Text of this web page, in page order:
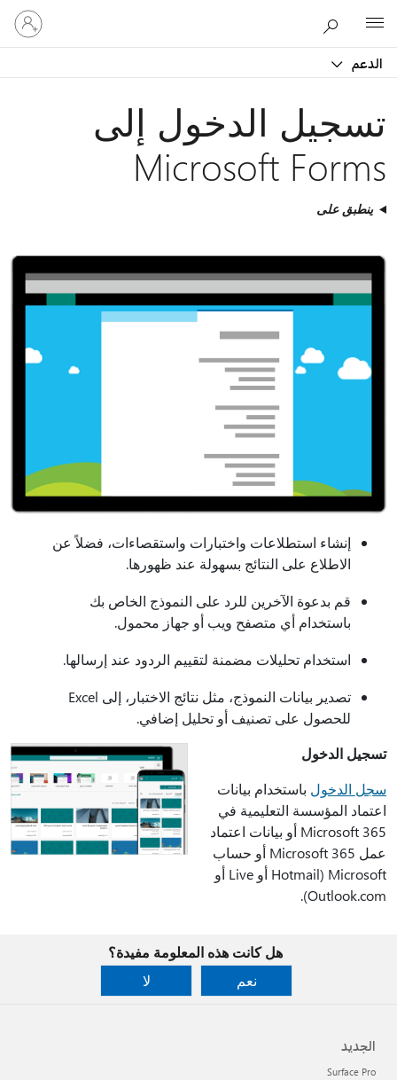
الدعم
تسجيل
الدخول
إلى
تسجيل الدخول إلى
Microsoft Forms
ينطبق على
إنشاء استطلاعات واختبارات واستقصاءات، فضلاً عن
الاطلاع على النتائج بسهولة عند ظهورها.
قم بدعوة الآخرين للرد على النموذج الخاص بك
باستخدام أي متصفح ويب أو جهاز محمول.
استخدام تحليلات مضمنة لتقييم الردود عند إرسالها.
تصدير بيانات النموذج، مثل نتائج الاختبار، إلى Excel
للحصول على تصنيف أو تحليل إضافي.
تسجيل الدخول
سجل الدخول باستخدام بيانات
اعتماد المؤسسة التعليمية في
Microsoft 365 أو بيانات اعتماد
عمل Microsoft 365 أو حساب
Microsoft (Hotmail أو Live أو
Outlook.com).
هل كانت هذه المعلومة مفيدة؟
نعم
لا
الجديد
Surface Pro